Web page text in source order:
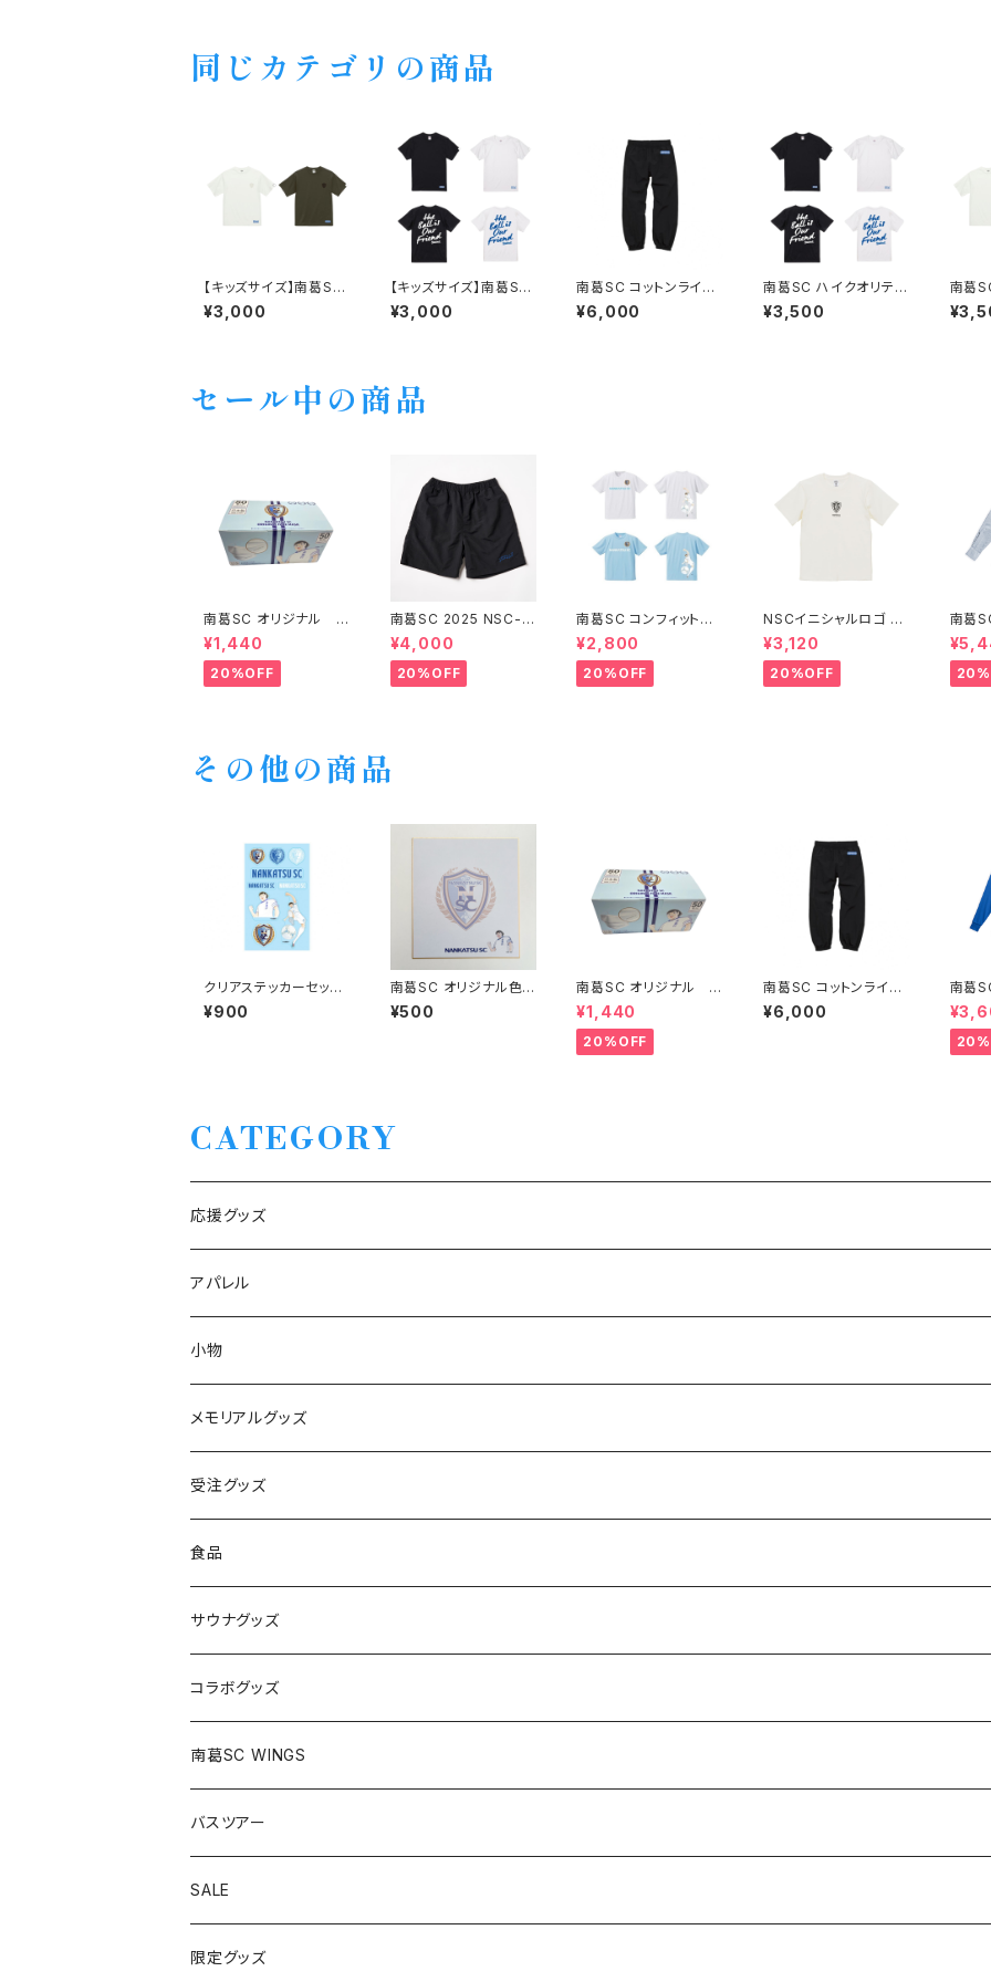
同じカテゴリの商品
【キッズサイズ】南葛SC
イニシャルロゴ ファイン
ジャージT
¥3,000
【キッズサイズ】南葛SC
ハイクオリティT（THE
BALL IS OUR FRIEN
¥3,000
南葛SC コットンライク
ナイロン トレーニング
パンツ
¥6,000
南葛SC ハイクオリティ
T（THE BALL IS OUR
FRIEND）
¥3,500
南葛
ファイ
セール中の商品
南葛SC オリジナル 不
織布マスク
¥1,440
20%OFF
南葛SC 2025 NSC-G
L ハーフパンツ
¥4,000
20%OFF
南葛SC コンフィットT
シャツ
¥2,800
20%OFF
NSCイニシャルロゴ T
シャツ ホワイト
¥3,120
20%OFF
南葛
クスフ
その他の商品
クリアステッカーセット
N
¥900
南葛SC オリジナル色
紙 （翼くんイラスト付
き）
¥500
南葛SC オリジナル 不
織布マスク
¥1,440
20%OFF
南葛SC コットンライク
ナイロン トレーニング
パンツ
¥6,000
南葛
トン
CATEGORY
応援グッズ
アパレル
2025 SS
GLOBAL LABEL 2025
2026 SS
小物
メモリアルグッズ
稲本潤一メモリアルグッズ
受注グッズ
2026選手別タオルマフラー
2026選手別アクリルスタンド
食品
サウナグッズ
コラボグッズ
大空翼×トランスフォーマー
南葛SC WINGS
バスツアー
SALE
限定グッズ